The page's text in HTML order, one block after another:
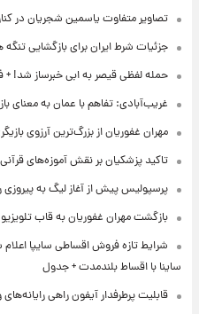
تصاویر متفاوت یاسمین شجریان در
جزئیات شرط ایران برای بازگشایی تنگه
حمله لفظی قیصر به ابی خبرساز شد! +
غریب‌آبادی: تفاهم با عمان به معنای
مهران غفوریان از بزرگ‌ترین آرزوی
تاکید پزشکیان بر نقش آموزه‌های
پرسپولیس پیش از آغاز لیگ به پیروزی
بازگشت مهران غفوریان به قاب
شرایط تازه فروش اقساطی سایپا
ساینا با اقساط بلندمدت + جدول
قابلیت پرطرفدار آیفون راهی